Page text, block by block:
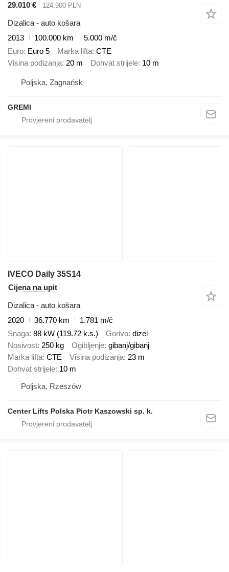
29.010 €
124.900 PLN
Dizalica - auto košara
2013
100.000 km
5.000 m/č
Euro Euro 5 Marka lifta CTE
Visina podizanja 20 m Dohvat strijele 10 m
Poljska, Zagnańsk
GREMI
IVECO Daily 35S14
Cijena na upit
Dizalica - auto košara
2020
36.770 km
1.781 m/č
Snaga 88 kW (119.72 k.s.) Gorivo dizel
Nosivost 250 kg Ogibljenje gibanj/gibanj
Marka lifta CTE Visina podizanja 23 m
Dohvat strijele 10 m
Poljska, Rzeszów
Center Lifts Polska Piotr Kaszowski sp. k.